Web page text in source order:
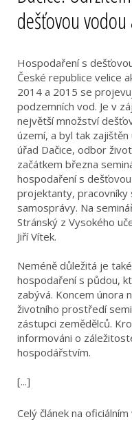
dešťovou
Hospodaření s
České republice velice
2014 a 2015 se
podzemních vod. Je v
největší množství
území, a byl tak
úřad Dačice, odbor
začátkem března
hospodaření s
projektanty,
samosprávy. Na
Stránský z Vysokého
Jiří Vítek.
Neméně důležitá je
hospodaření s půdou,
zabývá. Koncem
životního prostředí
zástupci zemědělců.
informováni o
hospodářstvím.
[...]
Celý článek na